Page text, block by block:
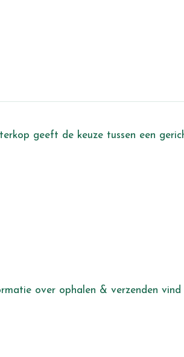
geeft de keuze tussen een
over ophalen & verzenden vind